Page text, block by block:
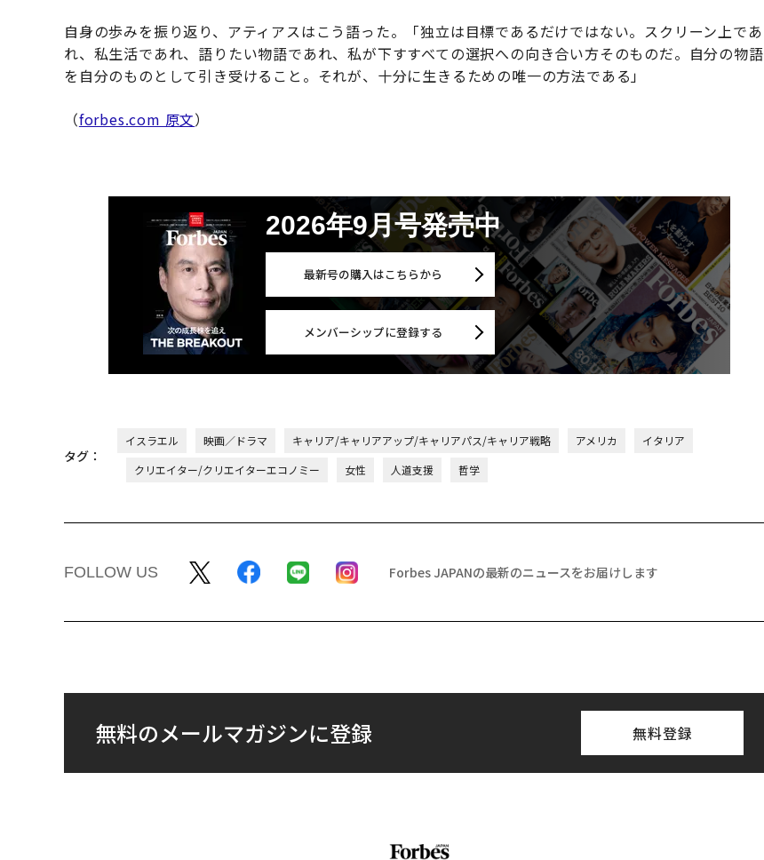
自身の歩みを振り返り、アティアスはこう語った。「独立は目標であるだけではない。スクリーン上であ
れ、私生活であれ、語りたい物語であれ、私が下すすべての選択への向き合い方そのものだ。自分の物語
を自分のものとして引き受けること。それが、十分に生きるための唯一の方法である」
（forbes.com 原文）
2026年9月号発売中
最新号の購入はこちらから
メンバーシップに登録する
タグ：
イスラエル 映画／ドラマ キャリア/キャリアアップ/キャリアパス/キャリア戦略 アメリカ
イタリア
クリエイター/クリエイターエコノミー
女性 人道支援 哲学
FOLLOW US Forbes JAPANの最新のニュースをお届けします
無料のメールマガジンに登録 無料登録